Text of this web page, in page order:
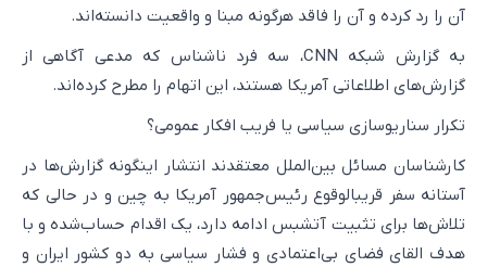
آن را رد کرده و آن را فاقد هرگونه مبنا و واقعیت دانسته‌اند.
به گزارش شبکه CNN، سه فرد ناشناس که مدعی آگاهی از
گزارش‌های اطلاعاتی آمریکا هستند، این اتهام را مطرح کرده‌اند.
تکرار سناریوسازی سیاسی یا فریب افکار عمومی؟
کارشناسان مسائل بین‌الملل معتقدند انتشار اینگونه گزارش‌ها در
آستانه سفر قریبالوقوع رئیس‌جمهور آمریکا به چین و در حالی که
تلاش‌ها برای تثبیت آتشبس ادامه دارد، یک اقدام حساب‌شده و با
هدف القای فضای بی‌اعتمادی و فشار سیاسی به دو کشور ایران و